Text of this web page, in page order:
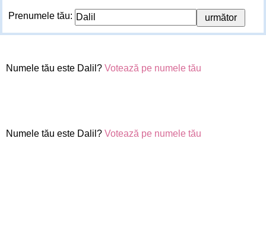
Prenumele tău:
Numele tău este Dalil? Votează pe numele tău
Numele tău este Dalil? Votează pe numele tău